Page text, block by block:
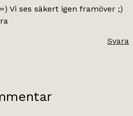
Vi ses säkert igen framöver ;)
Svara